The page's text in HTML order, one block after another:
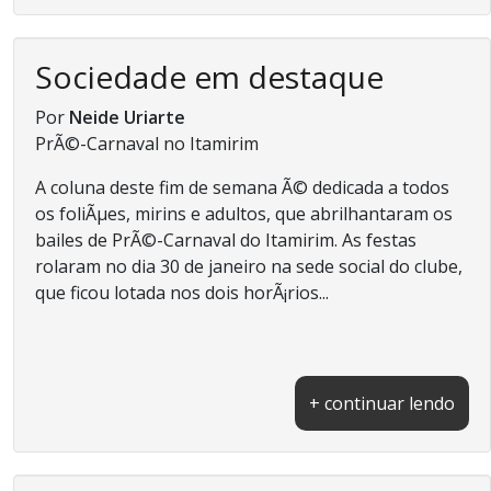
Sociedade em destaque
Por Neide Uriarte
PrÃ©-Carnaval no Itamirim
A coluna deste fim de semana Ã© dedicada a todos
os foliÃµes, mirins e adultos, que abrilhantaram os
bailes de PrÃ©-Carnaval do Itamirim. As festas
rolaram no dia 30 de janeiro na sede social do clube,
que ficou lotada nos dois horÃ¡rios...
+ continuar lendo